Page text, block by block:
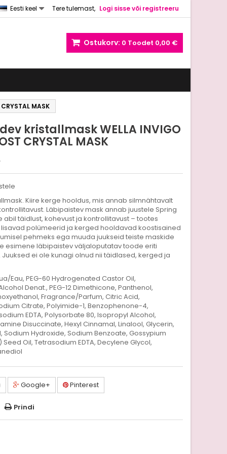
Tere tulemast, Logi sisse või registreeru
Eesti keel
Ostukorv: 0 Toodet 0,00 €
MASK
kristallmask WELLA INVIGO
CRYSTAL MASK
Kiire kerge hooldus, mis annab silmnähtavalt
Läbipaistev mask annab juustele Spring
abil täidlust, kohevust ja kontrollitavust – tootes
polümeerid ja kerged hooldavad koostisained
pehmeks ega muuda juukseid teiste maskide
esimene läbipaistev väljaloputatav toode eriti
ei ole kunagi olnud nii täidlased, kerged ja
Eau, PEG-60 Hydrogenated Castor Oil,
Denat., PEG-12 Dimethicone, Panthenol,
Fragrance/Parfum, Citric Acid,
Citrate, Polyimide-1, Benzophenone-4,
EDTA, Polysorbate 80, Isopropyl Alcohol,
Disuccinate, Hexyl Cinnamal, Linalool, Glycerin,
Sodium Hydroxide, Sodium Benzoate, Gossypium
Oil, Tetrasodium EDTA, Decylene Glycol,
Google+ Pinterest
Prindi